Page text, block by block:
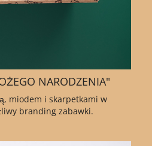
NARODZENIA"
miodem i skarpetkami w
branding zabawki.